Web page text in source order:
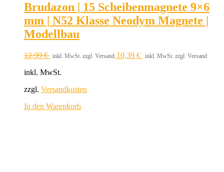
Brudazon | 15 Scheibenmagnete 9×6
mm | N52 Klasse Neodym Magnete |
Modellbau
12,99€ inkl. MwSt. zzgl. Versand 10,39 € inkl. MwSt. zzgl. Versand
inkl. MwSt.
zzgl. Versandkosten
In den Warenkorb